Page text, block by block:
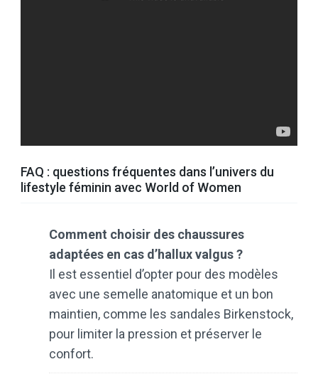
FAQ : questions fréquentes dans l’univers du
lifestyle féminin avec World of Women
Comment choisir des chaussures
adaptées en cas d’hallux valgus ?
Il est essentiel d’opter pour des modèles
avec une semelle anatomique et un bon
maintien, comme les sandales Birkenstock,
pour limiter la pression et préserver le
confort.